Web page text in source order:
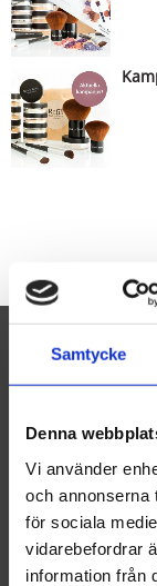
Samtycke
Denna
Vi använder
och annonserna
för sociala
vidarebefordrar
information från
Dina
integritetspolicy.